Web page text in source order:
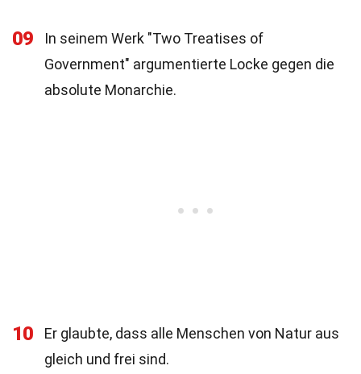
09
In seinem Werk "Two Treatises of
Government" argumentierte Locke gegen die
absolute Monarchie.
10
Er glaubte, dass alle Menschen von Natur aus
gleich und frei sind.